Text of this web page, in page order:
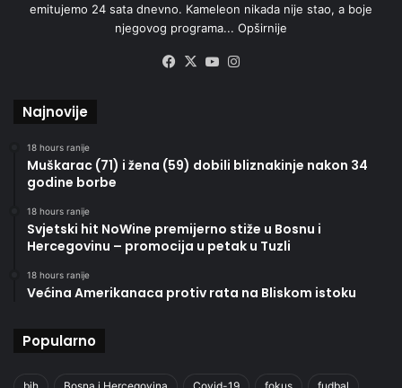
emitujemo 24 sata dnevno. Kameleon nikada nije stao, a boje
njegovog programa... Opširnije
Facebook
X YouTube
Najnovije
18 hours ranije
Muškarac (71) i žena (59) dobili bliznakinje nakon 34
godine borbe
18 hours ranije
Svjetski hit NoWine premijerno stiže u Bosnu i
Hercegovinu – promocija u petak u Tuzli
18 hours ranije
Većina Amerikanaca protiv rata na Bliskom istoku
Popularno